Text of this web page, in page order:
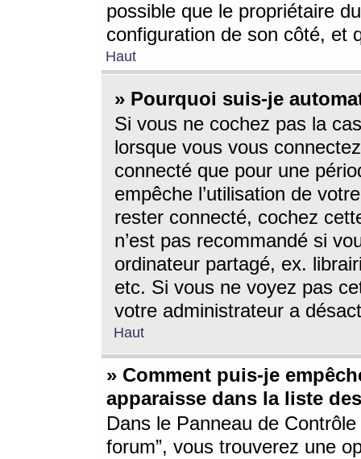
possible que le propriétaire
configuration de son côté, et
Haut
» Pourquoi suis-je
Si vous ne cochez pas la
lorsque vous vous
connecté que pour une
empêche l’utilisation de
rester connecté, cochez
n’est pas recommandé si
ordinateur partagé, ex.
etc. Si vous ne voyez pas
votre administrateur a
Haut
» Comment puis-je
apparaisse dans la liste
Dans le Panneau de
forum”, vous trouverez une